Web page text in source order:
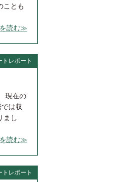
ことも
読む≫
レポート
現在の
は収
まし
読む≫
レポート